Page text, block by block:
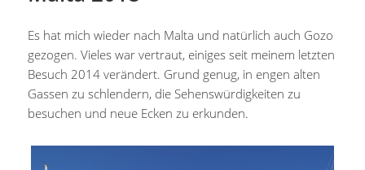
Es hat mich wieder nach Malta und natürlich auch Gozo
gezogen. Vieles war vertraut, einiges seit meinem letzten
Besuch 2014 verändert. Grund genug, in engen alten
Gassen zu schlendern, die Sehenswürdigkeiten zu
besuchen und neue Ecken zu erkunden.